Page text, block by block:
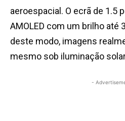
aeroespacial. O ecrã de 1.5
AMOLED com um brilho até
deste modo, imagens
mesmo sob iluminação
-